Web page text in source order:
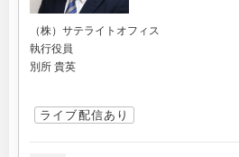
（株）サテライトオフィス
執行役員
別所 貴英
ライブ配信あり